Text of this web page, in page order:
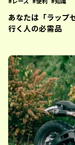
あなたは「ラップ
行く人の必需品